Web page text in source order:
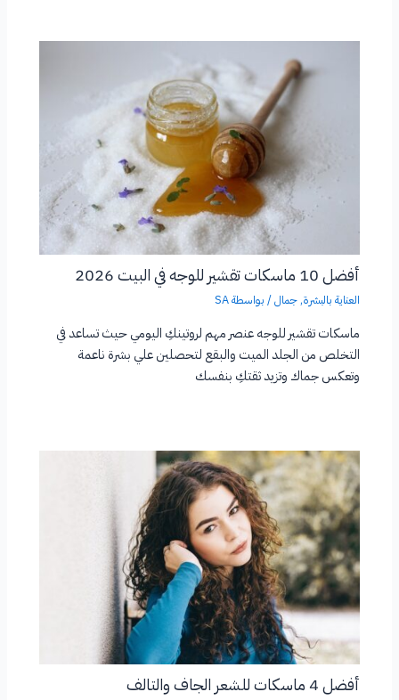
أفضل 10 ماسكات تقشير للوجه في البيت 2026
العناية بالبشرة,جمال/ بواسطةSA
ماسكات تقشير للوجه عنصر مهم لروتينكِ اليومي حيث تساعد في
التخلص من الجلد الميت والبقع لتحصلين علي بشرة ناعمة
وتعكس جماك وتزيد ثقتكِ بنفسك
أفضل 4 ماسكات للشعر الجاف والتالف